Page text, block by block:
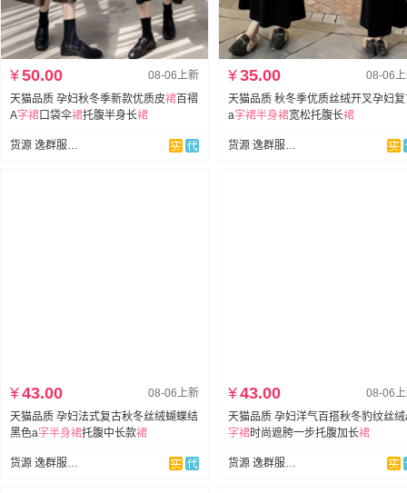
08-06上新
¥50.00
天猫品质 孕妇秋冬季新款优质皮裙百褶
A字裙口袋伞裙托腹半身长裙
货源 逸群服饰孕妇装
08-06
¥35.00
天猫品质 秋冬季优质丝绒开叉孕妇
a字裙半身裙宽松托腹长裙
货源 逸群服饰孕妇装
08-06上新
¥43.00
天猫品质 孕妇法式复古秋冬丝绒蝴蝶结
黑色a字半身裙托腹中长款裙
货源 逸群服饰孕妇装
08-06
¥43.00
天猫品质 孕妇洋气百搭秋冬豹纹丝
字裙时尚遮胯一步托腹加长裙
货源 逸群服饰孕妇装